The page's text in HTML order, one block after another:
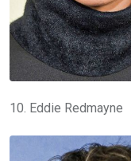
10. Eddie Redmayne